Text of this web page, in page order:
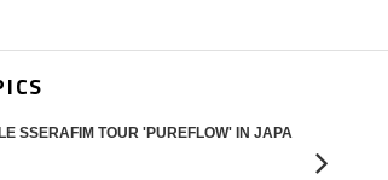
SSERAFIM TOUR 'PUREFLOW' IN JAPA